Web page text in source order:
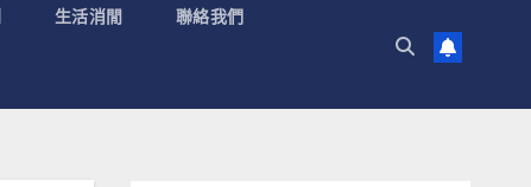
生活消閒 聯絡我們